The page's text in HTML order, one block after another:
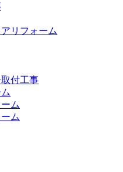
リフォーム
付工事
ム
ム